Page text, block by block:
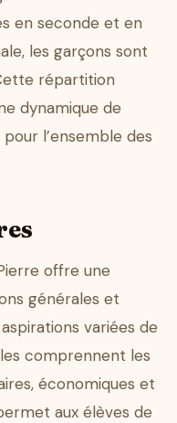
en seconde et en
les garçons sont
répartition
dynamique de
l’ensemble des
offre une
générales et
variées de
comprennent les
économiques et
aux élèves de